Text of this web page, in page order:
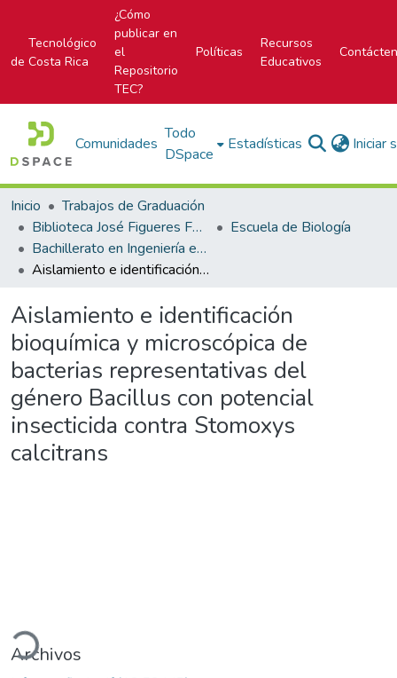
Tecnológico
de Costa Rica
¿Cómo
publicar en
el
Repositorio
TEC?
Políticas
Recursos
Educativos
Comunidades
Todo
DSpace
Estadísticas Iniciar
Inicio
Trabajos de Graduación
Biblioteca José Figueres Ferrer
Escuela de Biología
Bachillerato en Ingeniería en Biotecnología
Aislamiento e identificación bioquímica y microscópica de bacterias representativas del género Bacillus con potencial insecticida contra Stomoxys calcitrans
Aislamiento e identificación
bioquímica y microscópica de
bacterias representativas del
género Bacillus con potencial
insecticida contra Stomoxys
calcitrans
Archivos